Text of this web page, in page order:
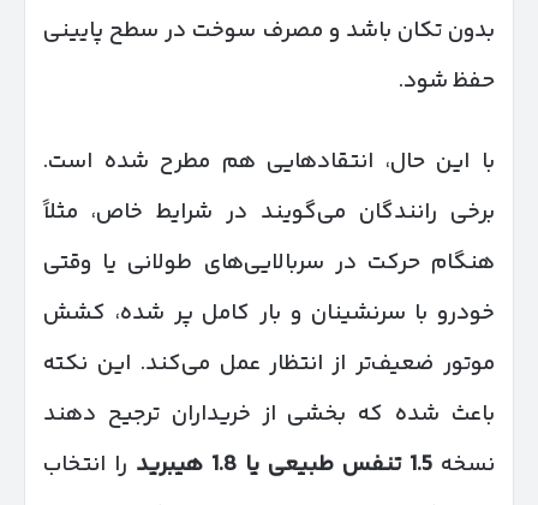
بدون تکان باشد و مصرف سوخت در سطح پایینی
حفظ شود.
با این حال، انتقادهایی هم مطرح شده است.
برخی رانندگان می‌گویند در شرایط خاص، مثلاً
هنگام حرکت در سربالایی‌های طولانی یا وقتی
خودرو با سرنشینان و بار کامل پر شده، کشش
موتور ضعیف‌تر از انتظار عمل می‌کند. این نکته
باعث شده که بخشی از خریداران ترجیح دهند
نسخه 1.5 تنفس طبیعی یا 1.8 هیبرید
را انتخاب